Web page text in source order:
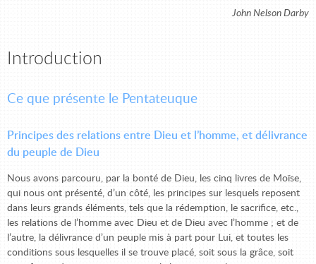
John Nelson Darby
Introduction
Ce que présente le Pentateuque
Principes des relations entre Dieu et l’homme, et délivrance
du peuple de Dieu
Nous avons parcouru, par la bonté de Dieu, les cinq livres de Moïse,
qui nous ont présenté, d’un côté, les principes sur lesquels reposent
dans leurs grands éléments, tels que la rédemption, le sacrifice, etc.,
les relations de l’homme avec Dieu et de Dieu avec l’homme ; et de
l’autre, la délivrance d’un peuple mis à part pour Lui, et toutes les
conditions sous lesquelles il se trouve placé, soit sous la grâce, soit